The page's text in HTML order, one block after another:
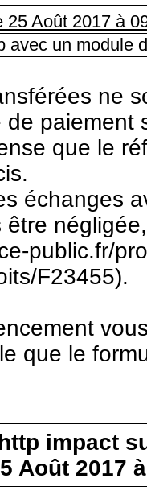
25 Août 2017 à
avec un module
ne
paiement
que le
échanges
public.fr/
F23455).
que le
impact
Août 2017